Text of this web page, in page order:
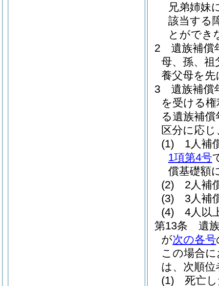
兄弟姉妹
該当する
とができ
2
遺族補償
母、孫、
養父母を
3
遺族補償
を受ける
る遺族補
区分に応
(1)
1人補
1項第4号
償基礎額
(2)
2人補
(3)
3人補
(4)
4人以
第13条
遺
が次の各号
この場合
は、次順
(1)
死亡